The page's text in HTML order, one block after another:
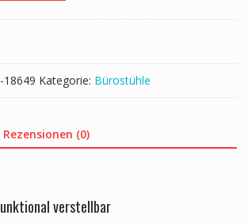
18649 Kategorie: Bürostühle
Rezensionen (0)
verstellbar